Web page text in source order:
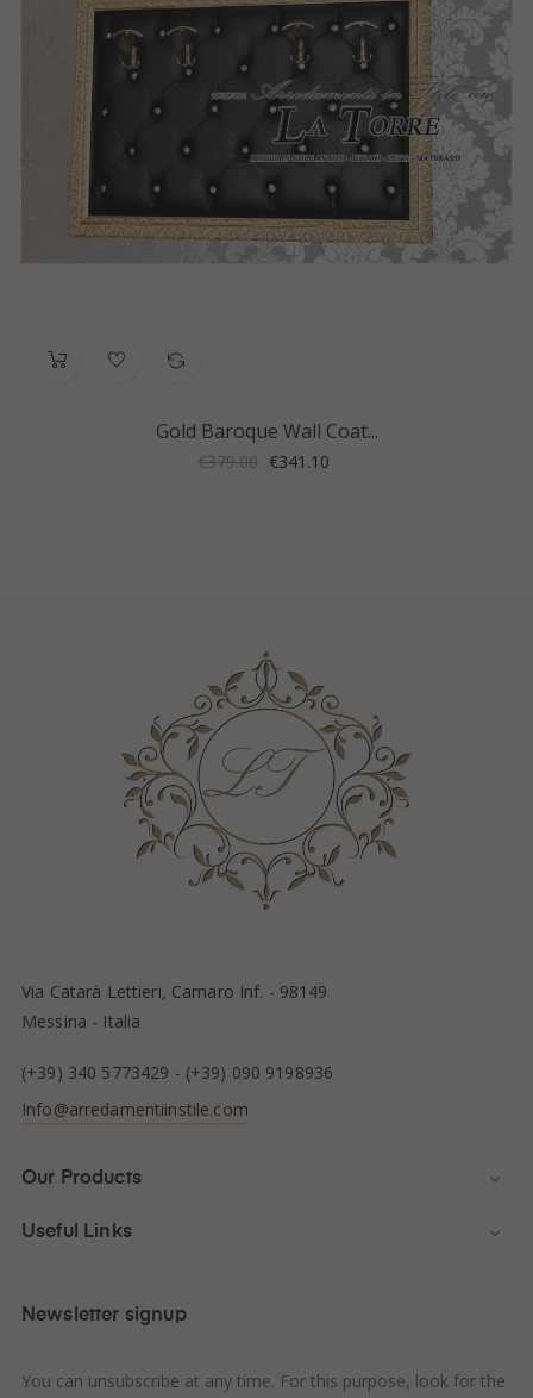
Gold Baroque Wall Coat...
Regular
€379.00 Price
€341.10
Via Catarà Lettieri, Camaro Inf. - 98149
Messina - Italia
(+39) 340 5773429 - (+39) 090 9198936
Info@arredamentiinstile.com
Our Products 
Useful Links 
Newsletter signup
You can unsubscribe at any time. For this purpose, look for the